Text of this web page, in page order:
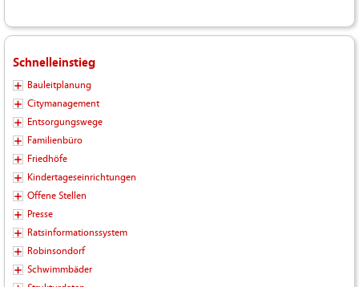
Schnelleinstieg
Bauleitplanung
Citymanagement
Entsorgungswege
Familienbüro
Friedhöfe
Kindertageseinrichtungen
Offene Stellen
Presse
Ratsinformationssystem
Robinsondorf
Schwimmbäder